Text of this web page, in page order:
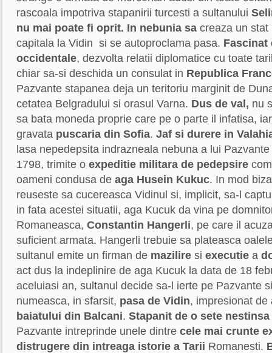
rascoala impotriva stapanirii turcesti a sultanului
nu mai poate fi oprit. In nebunia sa creaza un stat
capitala la Vidin si se autoproclama pasa. Fascinat
occidentale, dezvolta relatii diplomatice cu toate
chiar sa-si deschida un consulat in Republica
Pazvante stapanea deja un teritoriu marginit de
cetatea Belgradului si orasul Varna. Dus de val, nu
sa bata moneda proprie care pe o parte il infatisa,
gravata puscaria din Sofia. Jaf si durere in
lasa nepedepsita indrazneala nebuna a lui
1798, trimite o expeditie militara de pedepsire
oameni condusa de aga Husein Kukuc. In mod
reuseste sa cucereasca Vidinul si, implicit, sa-l
in fata acestei situatii, aga Kucuk da vina pe
Romaneasca, Constantin Hangerli, pe care il
suficient armata. Hangerli trebuie sa plateasca
sultanul emite un firman de mazilire si executie a
act dus la indeplinire de aga Kucuk la data de 18
aceluiasi an, sultanul decide sa-l ierte pe Pazvante
numeasca, in sfarsit, pasa de Vidin, impresionat de
baiatului din Balcani. Stapanit de o sete
Pazvante intreprinde unele dintre cele mai crunte
distrugere din intreaga istorie a Tarii Romanesti.